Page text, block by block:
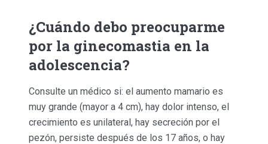
¿Cuándo debo preocuparme
por la ginecomastia en la
adolescencia?
Consulte un médico si: el aumento mamario es
muy grande (mayor a 4 cm), hay dolor intenso, el
crecimiento es unilateral, hay secreción por el
pezón, persiste después de los 17 años, o hay